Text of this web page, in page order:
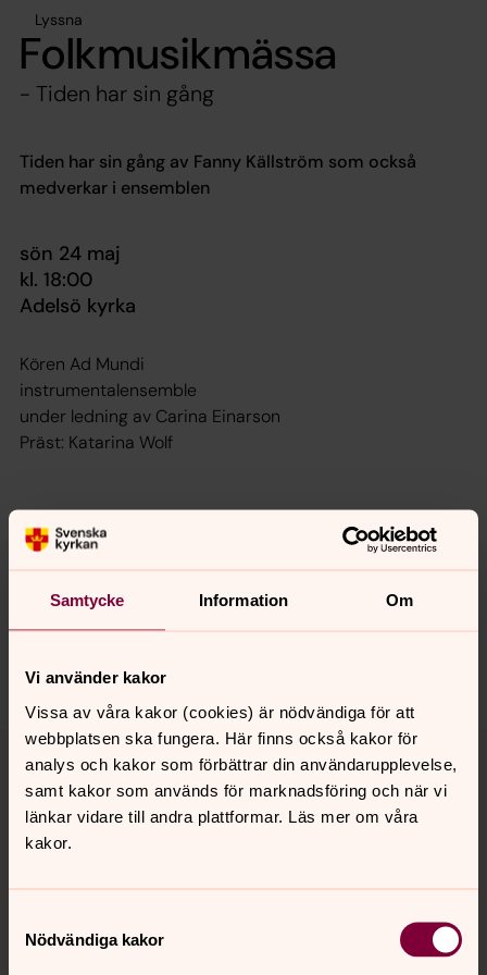
Samtycke Information Om
Vi använder kakor
Vissa av våra kakor (cookies) är nödvändiga för att
webbplatsen ska fungera. Här finns också kakor för
analys och kakor som förbättrar din användarupplevelse,
samt kakor som används för marknadsföring och när vi
länkar vidare till andra plattformar. Läs mer om våra
kakor.
Nödvändiga kakor
Lyssna
Folkmusikmässa
- Tiden har sin gång
Tiden har sin gång av Fanny Källström som också
medverkar i ensemblen
sön 24 maj
kl. 18:00
Adelsö kyrka
Kören Ad Mundi
instrumentalensemble
under ledning av Carina Einarson
Präst: Katarina Wolf
Senast ändrad 22 april 2026
Synpunkter eller frågor på sidans
innehåll?
ekero.pastorat@svenskakyrkan.se
Dela
Tillbaka till toppen
Tillbaka till innehållet
Kontakt
Kalender